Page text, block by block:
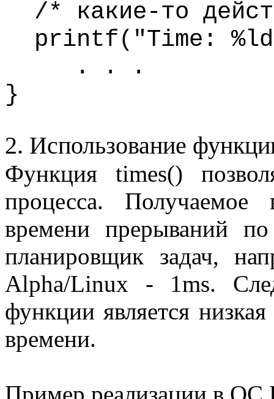
/* какие-то
printf("Time:
. . .
}
2. Использование
Функция times()
процесса. Получаемое
времени прерываний по
планировщик задач,
Alpha/Linux - 1ms.
функции является
времени.